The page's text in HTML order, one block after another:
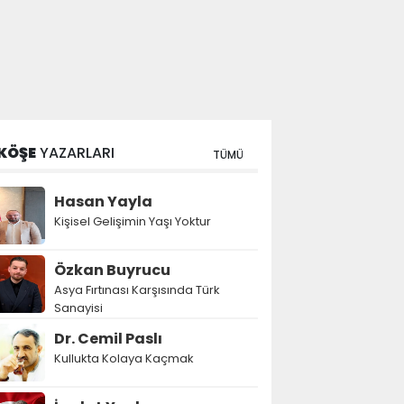
YAZARLARI TÜMÜ
Hasan Yayla
Kişisel Gelişimin Yaşı Yoktur
Özkan Buyrucu
Asya Fırtınası Karşısında Türk
Sanayisi
Dr. Cemil Paslı
Kullukta Kolaya Kaçmak